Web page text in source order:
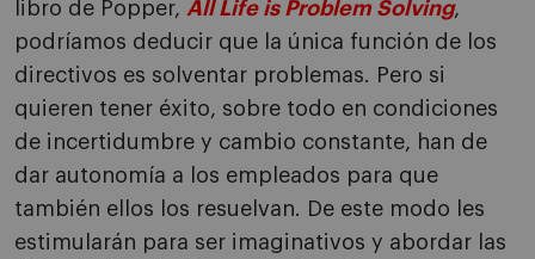
libro de Popper, All Life is Problem Solving,
podríamos deducir que la única función de los
directivos es solventar problemas. Pero si
quieren tener éxito, sobre todo en condiciones
de incertidumbre y cambio constante, han de
dar autonomía a los empleados para que
también ellos los resuelvan. De este modo les
estimularán para ser imaginativos y abordar las